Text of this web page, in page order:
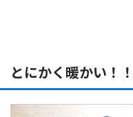
とにかく暖かい！！